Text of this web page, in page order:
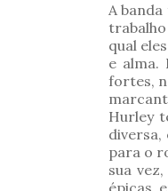
A
qual
e alma.
fortes,
Hurley
para o
sua
épicas